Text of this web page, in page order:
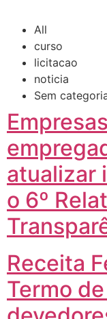
All
curso
licitacao
noticia
Sem
atualizar
o 6º
Receita
Termo